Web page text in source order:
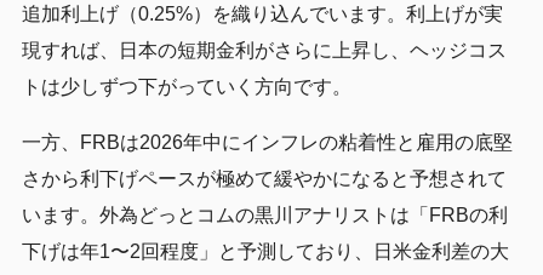
追加利上げ（0.25%）を織り込んでいます。利上げが実
現すれば、日本の短期金利がさらに上昇し、ヘッジコス
トは少しずつ下がっていく方向です。
一方、FRBは2026年中にインフレの粘着性と雇用の底堅
さから利下げペースが極めて緩やかになると予想されて
います。外為どっとコムの黒川アナリストは「FRBの利
下げは年1〜2回程度」と予測しており、日米金利差の大